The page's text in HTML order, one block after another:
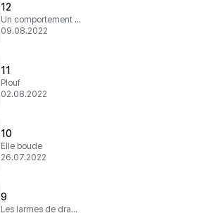
12
Un comportement étrange
09.08.2022
11
Plouf
02.08.2022
10
Elle boude
26.07.2022
9
Les larmes de dragon